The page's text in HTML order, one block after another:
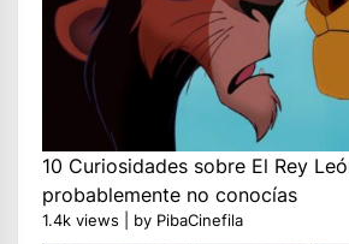
10 Curiosidades sobre El Rey
probablemente no conocías
1.4k views by PibaCinefila